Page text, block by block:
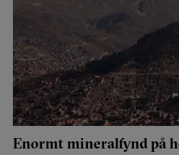
Enormt mineralfynd på